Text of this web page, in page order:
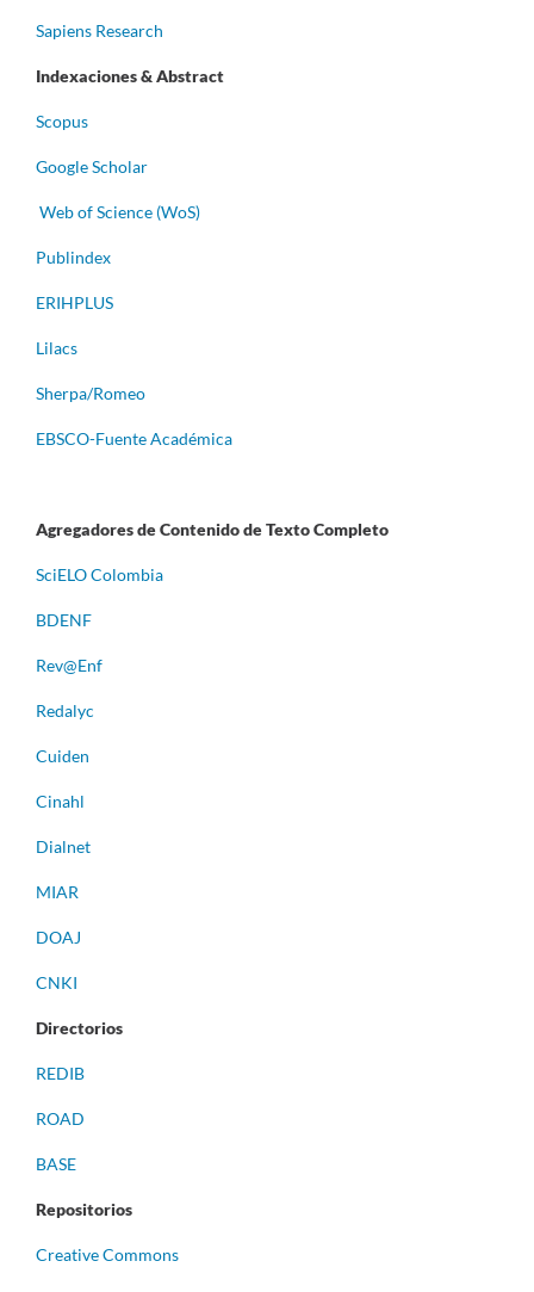
Sapiens Research
Indexaciones & Abstract
Scopus
Google Scholar
Web of Science (WoS)
Publindex
ERIHPLUS
Lilacs
Sherpa/Romeo
EBSCO-Fuente Académica
Agregadores de Contenido de Texto Completo
SciELO Colombia
BDENF
Rev@Enf
Redalyc
Cuiden
Cinahl
Dialnet
MIAR
DOAJ
CNKI
Directorios
REDIB
ROAD
BASE
Repositorios
Creative Commons